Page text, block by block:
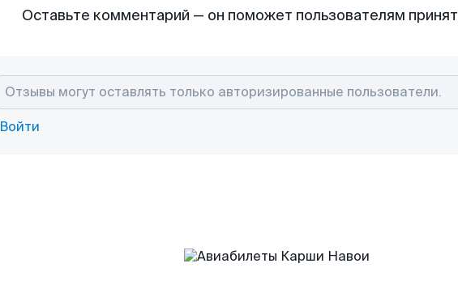
Оставьте комментарий — он поможет пользователям
Войти